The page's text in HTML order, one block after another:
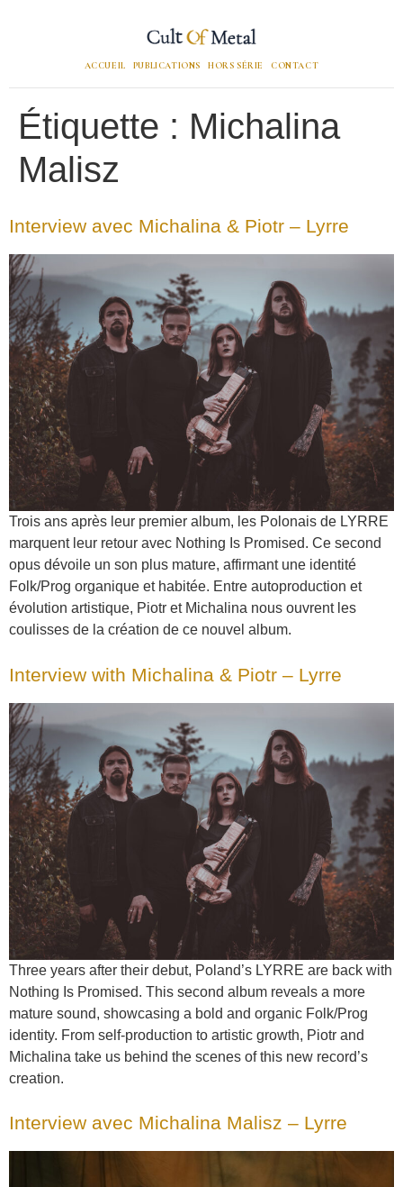
ACCUEIL PUBLICATIONS HORS SÉRIE CONTACT
Étiquette : Michalina
Malisz
Interview avec Michalina & Piotr – Lyrre
Trois ans après leur premier album, les Polonais de LYRRE
marquent leur retour avec Nothing Is Promised. Ce second
opus dévoile un son plus mature, affirmant une identité
Folk/Prog organique et habitée. Entre autoproduction et
évolution artistique, Piotr et Michalina nous ouvrent les
coulisses de la création de ce nouvel album.
Interview with Michalina & Piotr – Lyrre
Three years after their debut, Poland’s LYRRE are back with
Nothing Is Promised. This second album reveals a more
mature sound, showcasing a bold and organic Folk/Prog
identity. From self-production to artistic growth, Piotr and
Michalina take us behind the scenes of this new record’s
creation.
Interview avec Michalina Malisz – Lyrre